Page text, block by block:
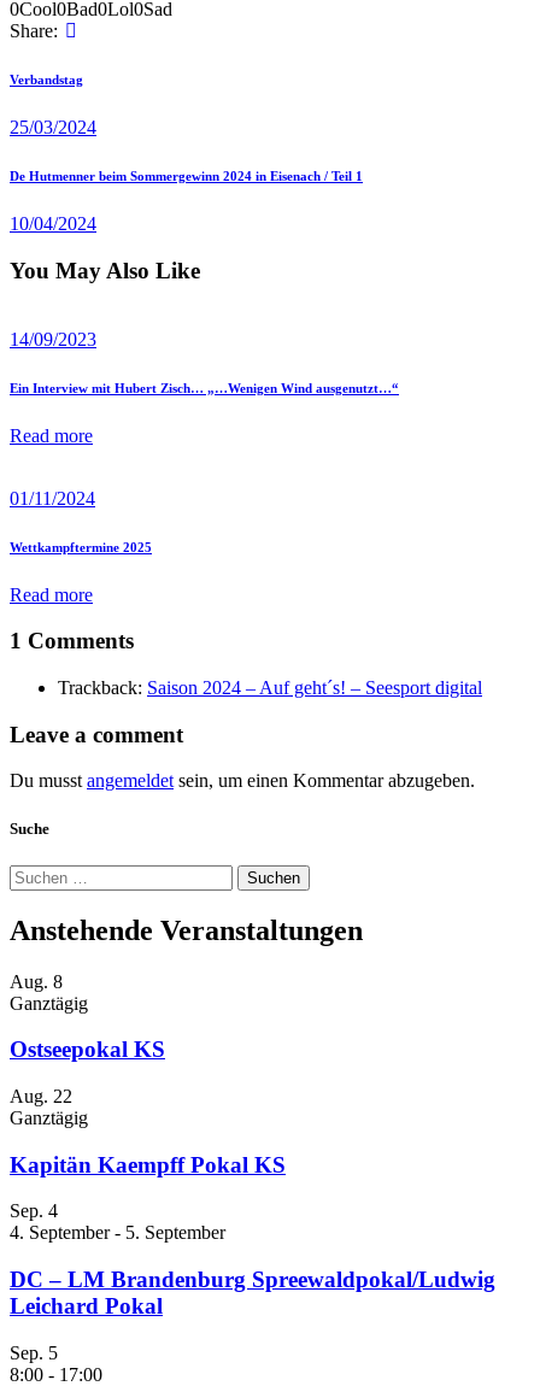
0Cool0Bad0Lol0Sad
Share:
Beitragsnavigation
Previous
Verbandstag
25/03/2024
Next
De Hutmenner beim Sommergewinn 2024 in Eisenach / Teil 1
10/04/2024
You May Also Like
14/09/2023
Ein Interview mit Hubert Zisch… „…Wenigen Wind ausgenutzt…“
Read more
01/11/2024
Wettkampftermine 2025
Read more
1 Comments
Trackback: Saison 2024 – Auf geht´s! – Seesport digital
Leave a comment
Du musstangemeldetsein, um einen Kommentar abzugeben.
Suche
Suchen
nach:
Anstehende Veranstaltungen
Aug. 8
Ganztägig
Ostseepokal KS
Aug. 22
Ganztägig
Kapitän Kaempff Pokal KS
Sep. 4
4. September- 5. September
DC – LM Brandenburg Spreewaldpokal/Ludwig
Leichard Pokal
Sep. 5
8:00 - 17:00